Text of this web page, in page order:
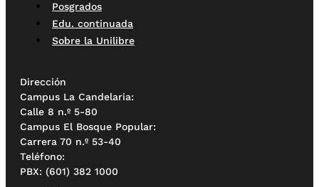
Posgrados
Edu. continuada
Sobre la Unilibre
Dirección
Campus La Candelaria:
Calle 8 n.º 5-80
Campus El Bosque Popular:
Carrera 70 n.º 53-40
Teléfono:
PBX: (601) 382 1000